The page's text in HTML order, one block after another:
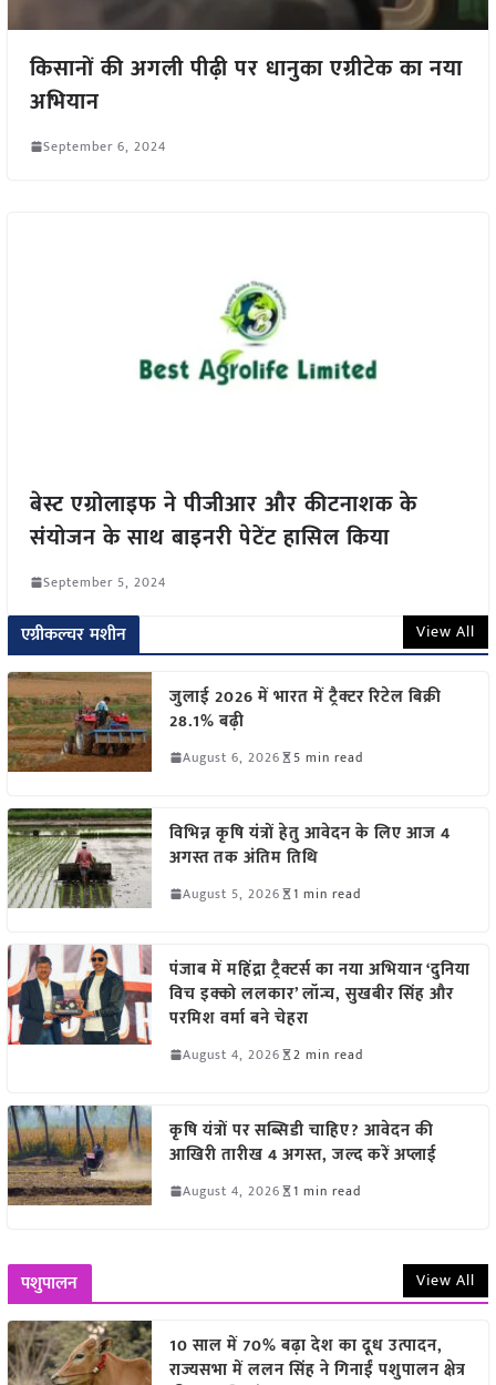
किसानों की अगली पीढ़ी पर धानुका एग्रीटेक का नया
अभियान
September 6, 2024
बेस्ट एग्रोलाइफ ने पीजीआर और कीटनाशक के
संयोजन के साथ बाइनरी पेटेंट हासिल किया
September 5, 2024
एग्रीकल्चर मशीन View All
जुलाई 2026 में भारत में ट्रैक्टर रिटेल बिक्री
28.1% बढ़ी
August 6, 2026 5 min read
विभिन्न कृषि यंत्रों हेतु आवेदन के लिए आज 4
अगस्त तक अंतिम तिथि
August 5, 2026 1 min read
पंजाब में महिंद्रा ट्रैक्टर्स का नया अभियान ‘दुनिया
विच इक्को ललकार’ लॉन्च, सुखबीर सिंह और
परमिश वर्मा बने चेहरा
August 4, 2026 2 min read
कृषि यंत्रों पर सब्सिडी चाहिए? आवेदन की
आखिरी तारीख 4 अगस्त, जल्द करें अप्लाई
August 4, 2026 1 min read
पशुपालन View All
10 साल में 70% बढ़ा देश का दूध उत्पादन,
राज्यसभा में ललन सिंह ने गिनाईं पशुपालन क्षेत्र